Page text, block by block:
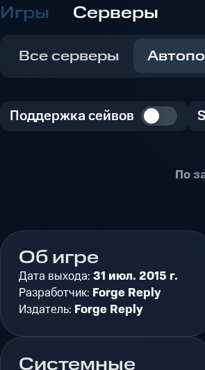
Игры Серверы
Все серверы
Поддержка сейвов
По
Об игре
Дата выхода: 31 июл. 2015 г.
Разработчик: Forge Reply
Издатель: Forge Reply
Системные